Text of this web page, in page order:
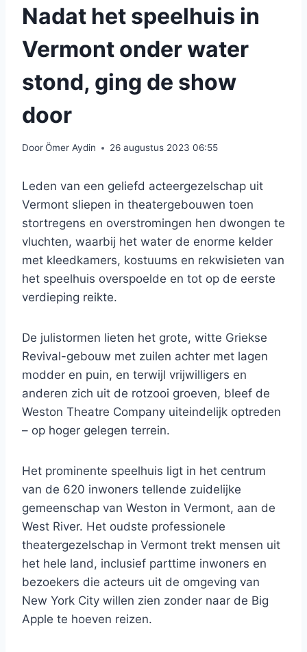
Nadat het speelhuis in
Vermont onder water
stond, ging de show
door
DoorÖmer Aydin 26 augustus 2023 06:55
Leden van een geliefd acteergezelschap uit
Vermont sliepen in theatergebouwen toen
stortregens en overstromingen hen dwongen te
vluchten, waarbij het water de enorme kelder
met kleedkamers, kostuums en rekwisieten van
het speelhuis overspoelde en tot op de eerste
verdieping reikte.
De julistormen lieten het grote, witte Griekse
Revival-gebouw met zuilen achter met lagen
modder en puin, en terwijl vrijwilligers en
anderen zich uit de rotzooi groeven, bleef de
Weston Theatre Company uiteindelijk optreden
– op hoger gelegen terrein.
Het prominente speelhuis ligt in het centrum
van de 620 inwoners tellende zuidelijke
gemeenschap van Weston in Vermont, aan de
West River. Het oudste professionele
theatergezelschap in Vermont trekt mensen uit
het hele land, inclusief parttime inwoners en
bezoekers die acteurs uit de omgeving van
New York City willen zien zonder naar de Big
Apple te hoeven reizen.